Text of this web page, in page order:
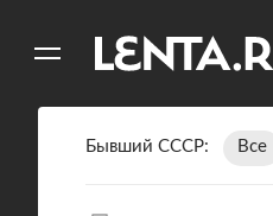
Бывший СССР Все